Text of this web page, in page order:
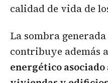
calidad de vida de
La sombra
contribuye además a
energético